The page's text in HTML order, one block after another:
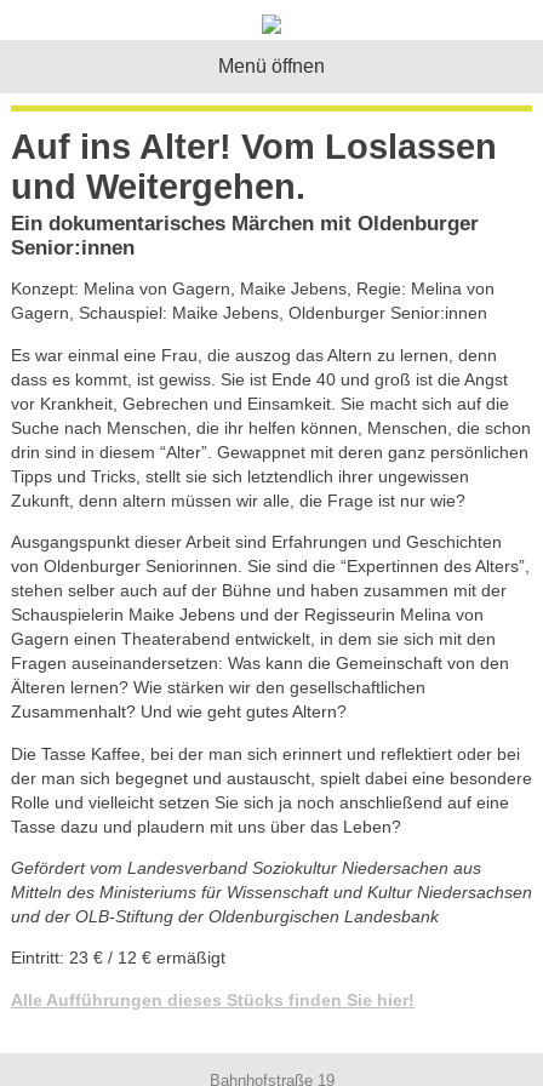
Menü öffnen
Auf ins Alter! Vom Loslassen
und Weitergehen.
Ein dokumentarisches Märchen mit Oldenburger
Senior:innen
Konzept: Melina von Gagern, Maike Jebens, Regie: Melina von
Gagern, Schauspiel: Maike Jebens, Oldenburger Senior:innen
Es war einmal eine Frau, die auszog das Altern zu lernen, denn
dass es kommt, ist gewiss. Sie ist Ende 40 und groß ist die Angst
vor Krankheit, Gebrechen und Einsamkeit. Sie macht sich auf die
Suche nach Menschen, die ihr helfen können, Menschen, die schon
drin sind in diesem “Alter”. Gewappnet mit deren ganz persönlichen
Tipps und Tricks, stellt sie sich letztendlich ihrer ungewissen
Zukunft, denn altern müssen wir alle, die Frage ist nur wie?
Ausgangspunkt dieser Arbeit sind Erfahrungen und Geschichten
von Oldenburger Seniorinnen. Sie sind die “Expertinnen des Alters”,
stehen selber auch auf der Bühne und haben zusammen mit der
Schauspielerin Maike Jebens und der Regisseurin Melina von
Gagern einen Theaterabend entwickelt, in dem sie sich mit den
Fragen auseinandersetzen: Was kann die Gemeinschaft von den
Älteren lernen? Wie stärken wir den gesellschaftlichen
Zusammenhalt? Und wie geht gutes Altern?
Die Tasse Kaffee, bei der man sich erinnert und reflektiert oder bei
der man sich begegnet und austauscht, spielt dabei eine besondere
Rolle und vielleicht setzen Sie sich ja noch anschließend auf eine
Tasse dazu und plaudern mit uns über das Leben?
Gefördert vom Landesverband Soziokultur Niedersachen aus
Mitteln des Ministeriums für Wissenschaft und Kultur Niedersachsen
und der OLB-Stiftung der Oldenburgischen Landesbank
Eintritt: 23 € / 12 € ermäßigt
Alle Aufführungen dieses Stücks finden Sie hier!
Bahnhofstraße 19